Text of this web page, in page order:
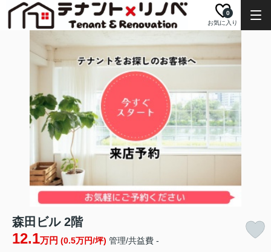
お気に入り
0
森田ビル 2階
12.1万円 (0.5万円/坪) 管理/共益費 -